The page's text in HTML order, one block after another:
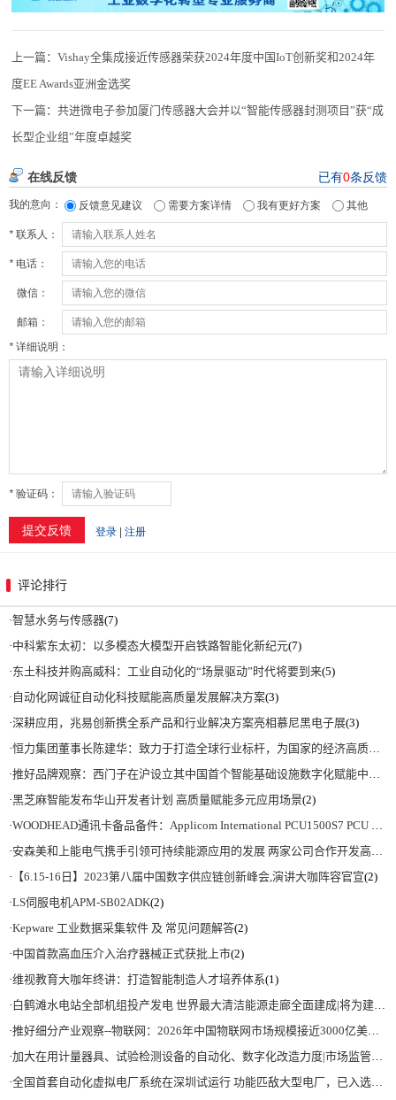
上一篇：Vishay全集成接近传感器荣获2024年度中国IoT创新奖和2024年
度EE Awards亚洲金选奖
下一篇：共进微电子参加厦门传感器大会并以“智能传感器封测项目”获“成
长型企业组”年度卓越奖
评论排行
·智慧水务与传感器(7)
·中科紫东太初：以多模态大模型开启铁路智能化新纪元(7)
·东土科技并购高威科：工业自动化的“场景驱动”时代将要到来(5)
· 自动化网诚征自动化科技赋能高质量发展解决方案(3)
·深耕应用，兆易创新携全系产品和行业解决方案亮相慕尼黑电子展(3)
·恒力集团董事长陈建华：致力于打造全球行业标杆，为国家的经济高质量发展贡献更大力量|上海电气集团党委书记、董事长吴磊来访
·推好品牌观察：西门子在沪设立其中国首个智能基础设施数字化赋能中心
·黑芝麻智能发布华山开发者计划 高质量赋能多元应用场景(2)
·WOODHEAD通讯卡备品备件：Applicom International PCU1500S7 PCU 1500 S7 V4.5.0
·安森美和上能电气携手引领可持续能源应用的发展 两家公司合作开发高性能储能和太阳能组串式逆变器方案 以实现可持续的未来
· 【6.15-16日】2023第八届中国数字供应链创新峰会,演讲大咖阵容官宣(2)
·LS伺服电机APM-SB02ADK(2)
·Kepware 工业数据采集软件 及 常见问题解答(2)
·中国首款高血压介入治疗器械正式获批上市(2)
·维视教育大咖年终讲：打造智能制造人才培养体系(1)
·白鹤滩水电站全部机组投产发电 世界最大清洁能源走廊全面建成|将为建设新型能源体系、保障国家能源安全、实现“双碳”目标提供有力支撑
·推好细分产业观察--物联网：2026年中国物联网市场规模接近3000亿美元 智慧工厂、智慧城市、智慧电网等将占60%以上
·加大在用计量器具、试验检测设备的自动化、数字化改造力度|市场监管总局 工业和信息化部 关于促进企业计量能力提升的指导意见
·全国首套自动化虚拟电厂系统在深圳试运行 功能匹敌大型电厂，已入选国际典型案例